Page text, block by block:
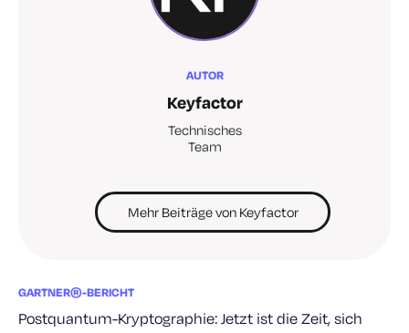
AUTOR
Keyfactor
Technisches
Team
Mehr Beiträge von Keyfactor
GARTNER®-BERICHT
Postquantum-Kryptographie: Jetzt ist die Zeit, sich